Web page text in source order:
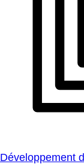
Développement